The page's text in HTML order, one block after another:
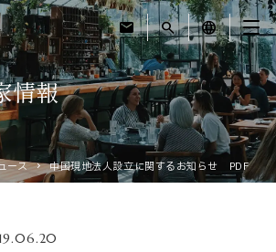
mail search language
情報
ース 中国現地法人設立に関するお知らせ PDF